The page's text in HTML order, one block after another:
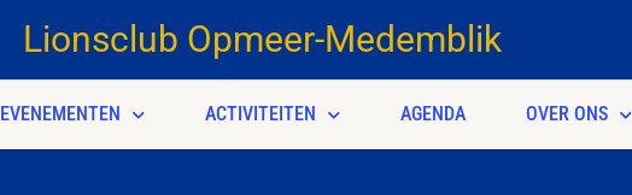
Lionsclub Opmeer-Medemblik
EVENEMENTEN ACTIVITEITEN AGENDA OVER ONS